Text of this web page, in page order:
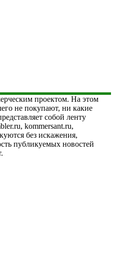
проектом. На этом
не покупают, ни какие
собой ленту
kommersant.ru,
без искажения,
публикуемых новостей